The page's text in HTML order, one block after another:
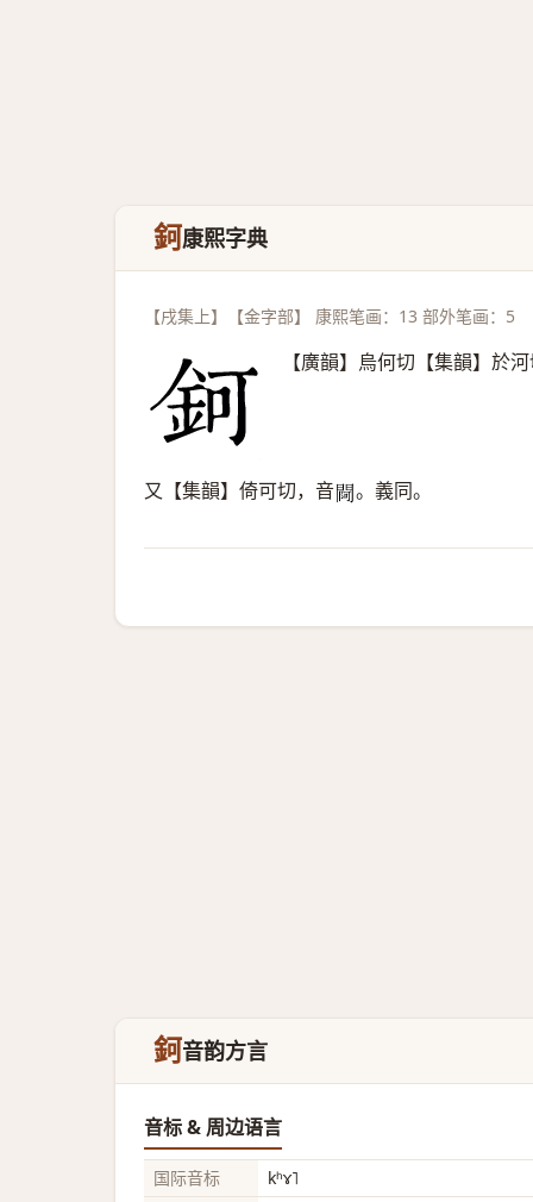
鈳康熙字典
【戌集上】【金字部】 康熙笔画：13 部外笔画：5
【廣韻】烏何切【集韻】於
又【集韻】倚可切，音𨵌 。義同。
鈳音韵方言
音标 & 周边语言
国际音标
kʰɤ˥